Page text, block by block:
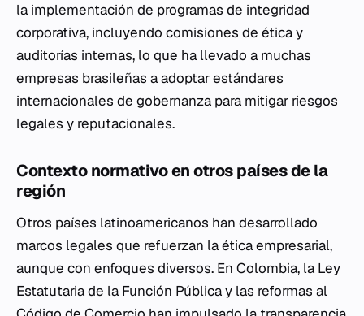
la implementación de programas de integridad
corporativa, incluyendo comisiones de ética y
auditorías internas, lo que ha llevado a muchas
empresas brasileñas a adoptar estándares
internacionales de gobernanza para mitigar riesgos
legales y reputacionales.
Contexto normativo en otros países de la
región
Otros países latinoamericanos han desarrollado
marcos legales que refuerzan la ética empresarial,
aunque con enfoques diversos. En Colombia, la Ley
Estatutaria de la Función Pública y las reformas al